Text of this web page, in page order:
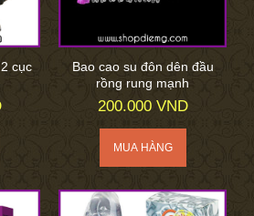
cục
Bao cao su đôn dên đầu
rồng rung mạnh
200.000 VND